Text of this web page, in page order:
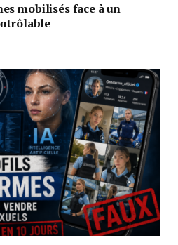
mobilisés face à un